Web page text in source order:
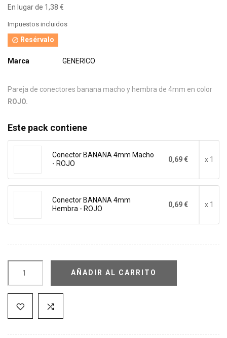
En lugar de 1,38 €
Impuestos incluidos
 Resérvalo
Marca GENERICO
Pareja de conectores banana macho y hembra de 4mm en color
ROJO.
Este pack contiene
Conector BANANA 4mm Macho
- ROJO
0,69 € x 1
Conector BANANA 4mm
Hembra - ROJO
0,69 € x 1
AÑADIR AL CARRITO